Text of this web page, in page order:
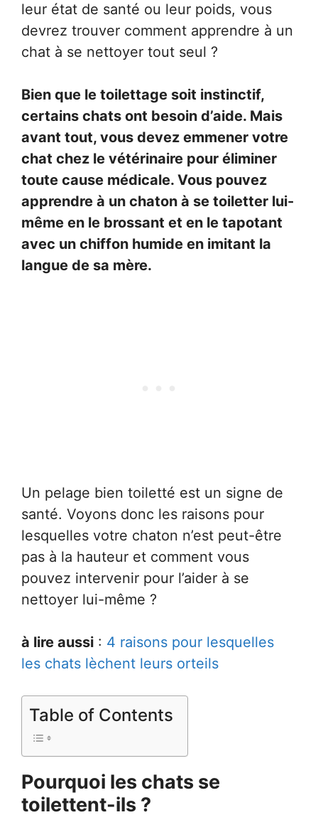
leur état de santé ou leur poids, vous
devrez trouver comment apprendre à un
chat à se nettoyer tout seul ?
Bien que le toilettage soit instinctif,
certains chats ont besoin d’aide. Mais
avant tout, vous devez emmener votre
chat chez le vétérinaire pour éliminer
toute cause médicale. Vous pouvez
apprendre à un chaton à se toiletter lui-
même en le brossant et en le tapotant
avec un chiffon humide en imitant la
langue de sa mère.
Un pelage bien toiletté est un signe de
santé. Voyons donc les raisons pour
lesquelles votre chaton n’est peut-être
pas à la hauteur et comment vous
pouvez intervenir pour l’aider à se
nettoyer lui-même ?
à lire aussi : 4 raisons pour lesquelles
les chats lèchent leurs orteils
Table of Contents
Pourquoi les chats se
toilettent-ils ?